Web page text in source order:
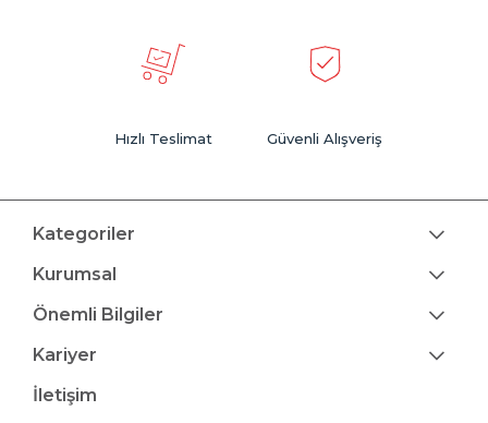
Hızlı Teslimat Güvenli Alışveriş
Kategoriler
Kurumsal
Önemli Bilgiler
Kariyer
İletişim